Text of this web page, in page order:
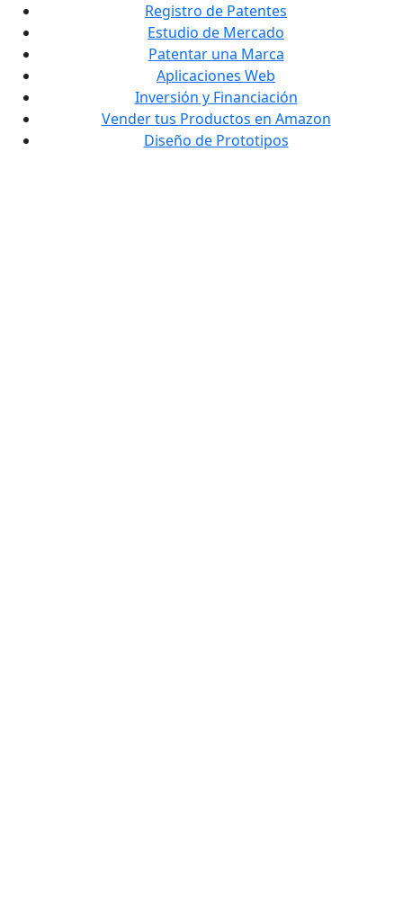
Registro de Patentes
Estudio de Mercado
Patentar una Marca
Aplicaciones Web
Inversión y Financiación
Vender tus Productos en Amazon
Diseño de Prototipos